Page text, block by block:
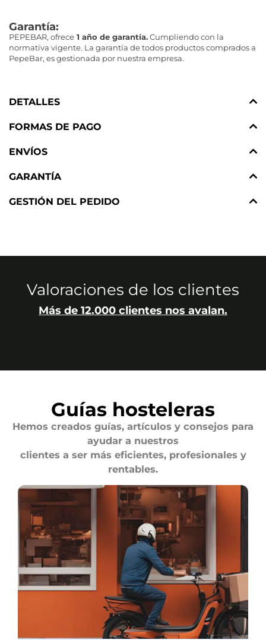
Garantía:
PEPEBAR, ofrece 1 año de garantía.Cumpliendo con la
normativa vigente. La garantía de todos productos comprados a
PepeBar, es gestionada por nuestra empresa.
DETALLES
FORMAS DE PAGO
ENVÍOS
GARANTÍA
GESTIÓN DEL PEDIDO
Valoraciones de los clientes
Más de 12.000 clientes nos avalan.
Guías hosteleras
Hemos creados guías, artículos y consejos para
ayudar a nuestros
clientes a ser más eficientes, profesionales y
rentables.